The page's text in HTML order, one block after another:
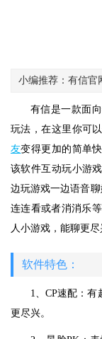
小编推荐：有信官
有信是一款面
玩法，在这里你可
友变得更加的简单
该软件互动玩小游
边玩游戏一边语音聊
连连看或者消消乐
人小游戏，能聊更
软件特色：
1、CP速配：
更尽兴。